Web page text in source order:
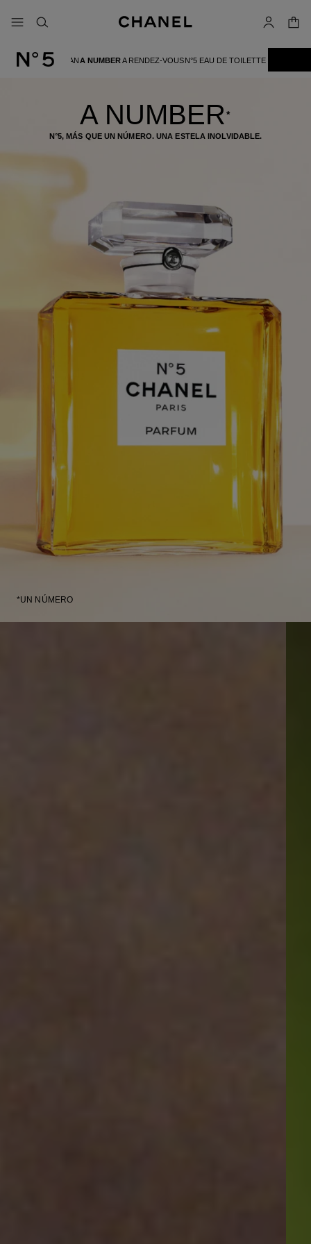
- navegación principal
buscar cuenta
A NUMBER *
N°5, MÁS QUE UN NÚMERO. UNA ESTELA INOLVIDABLE.
*UN NÚMERO
A WOMANA NUMBERA RENDEZ-VOUS N°5 EAU DE TOILETTE
LA LÍNEA N°5